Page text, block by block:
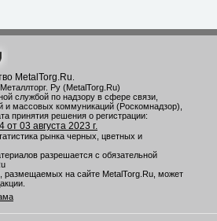
MetalTorg.Ru
Ру (MetalTorg.Ru)
службой по надзору в сфере связи,
и массовых коммуникаций (Роскомнадзор),
принятия решения о регистрации:
03 августа 2023 г.
рынка черных, цветных и
разрешается с обязательной
размещаемых на сайте MetalTorg.Ru, может